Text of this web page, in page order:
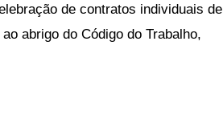
de contratos individuais de
abrigo do Código do Trabalho,